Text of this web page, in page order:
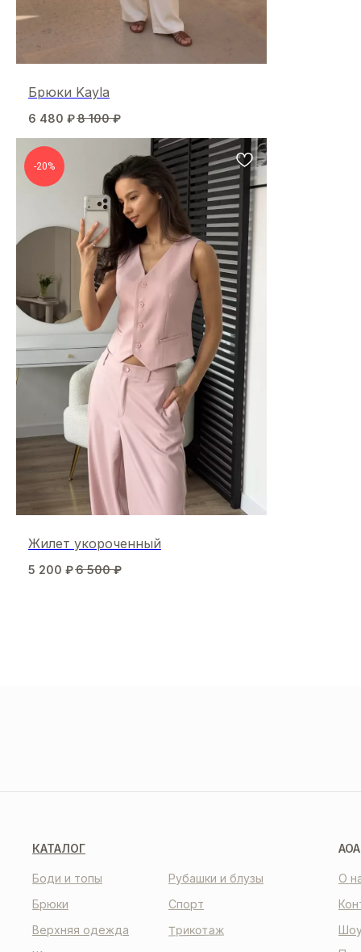
Брюки Kayla
6 480 ₽8 100 ₽
-20%
Жилет укороченный
5 200 ₽6 500 ₽
КАТАЛОГ
О
Боди и топы
Спорт
Рубашки и блузы
Брюки
Трикотаж
Верхняя одежда